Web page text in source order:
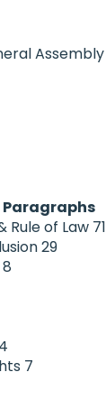
Assembly
Paragraphs
Rule of Law 71
29
8
4
7